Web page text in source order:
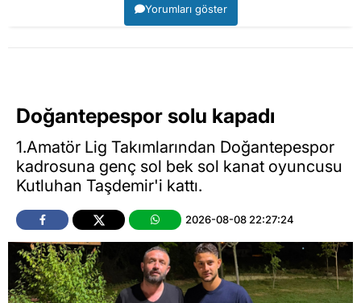
Yorumları göster
Doğantepespor solu kapadı
1.Amatör Lig Takımlarından Doğantepespor
kadrosuna genç sol bek sol kanat oyuncusu
Kutluhan Taşdemir'i kattı.
2026-08-08 22:27:24